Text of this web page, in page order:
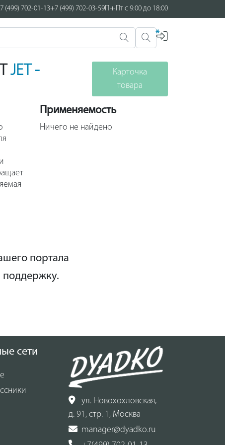
(499) 702-01-13+7 (499) 702-03-59Пн-Пт с 9:00 до 18:00
*
JET -
Карточка
товара
Применяемость
Ничего не найдено
портала
поддержку.
сети
ул. Новохохловская,
д. 91, стр. 1, Москва
manager@dyadko.ru